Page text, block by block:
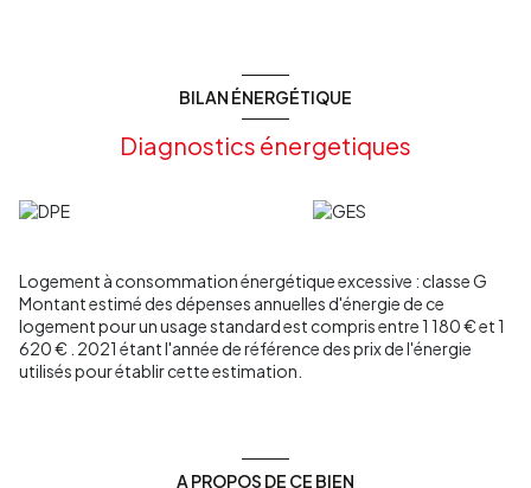
BILAN ÉNERGÉTIQUE
Diagnostics énergetiques
Logement à consommation énergétique excessive : classe G
Montant estimé des dépenses annuelles d'énergie de ce
logement pour un usage standard est compris entre 1 180 € et 1
620 € . 2021 étant l'année de référence des prix de l'énergie
utilisés pour établir cette estimation.
A PROPOS DE CE BIEN